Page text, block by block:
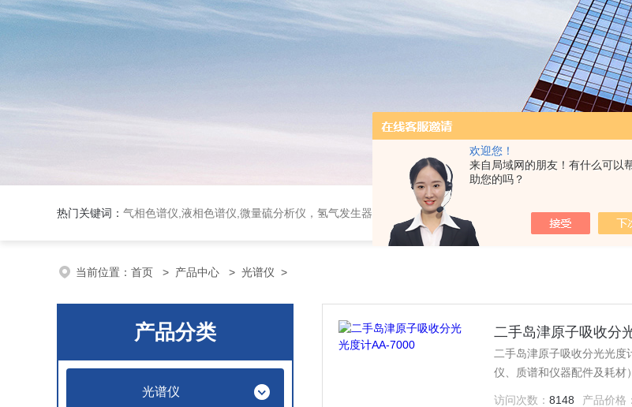
欢迎您！
来自局域网的朋友！有什么可以
助您的吗？
热门关键词： 气相色谱仪,液相色谱仪,微量硫分析仪，氢气发生器，氮气发生器，空气发生器，色谱耗件（N2000色谱工作站，色谱柱、阀件、进样器、色谱担体），顶空进样器，热解析仪，紫外分光光度计，原子吸收分光光度计，傅立叶红外光谱仪，分析天平等
当前位置： 首页 > 产品中心 > 光谱仪 >
产品分类
光谱仪
二手岛津原子吸收分
二手岛津原子吸收分光光
仪、质谱和仪器配件及耗材
访问次数：8148 产品价格